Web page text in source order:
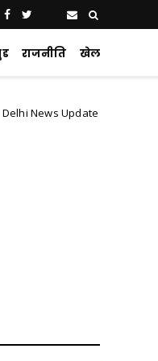
राजनीति खेल
: 24 घंटे में 1,600 से ज्यादा